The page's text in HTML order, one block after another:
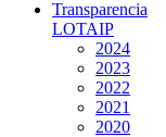
Transparencia
LOTAIP
2024
2023
2022
2021
2020